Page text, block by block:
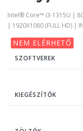
Intel® Core™ i3-1315U |
| 1920X1080 (FULL HD) |
NEM ELÉRHETŐ
SZOFTVEREK
KIEGÉSZÍTŐK